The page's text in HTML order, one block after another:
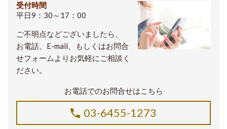
受付時間
平日9：30～17：00
ご不明点などございましたら、
お電話、E-mail、もしくはお問合
せフォームよりお気軽にご相談く
ださい。
お電話でのお問合せはこちら
03-6455-1273